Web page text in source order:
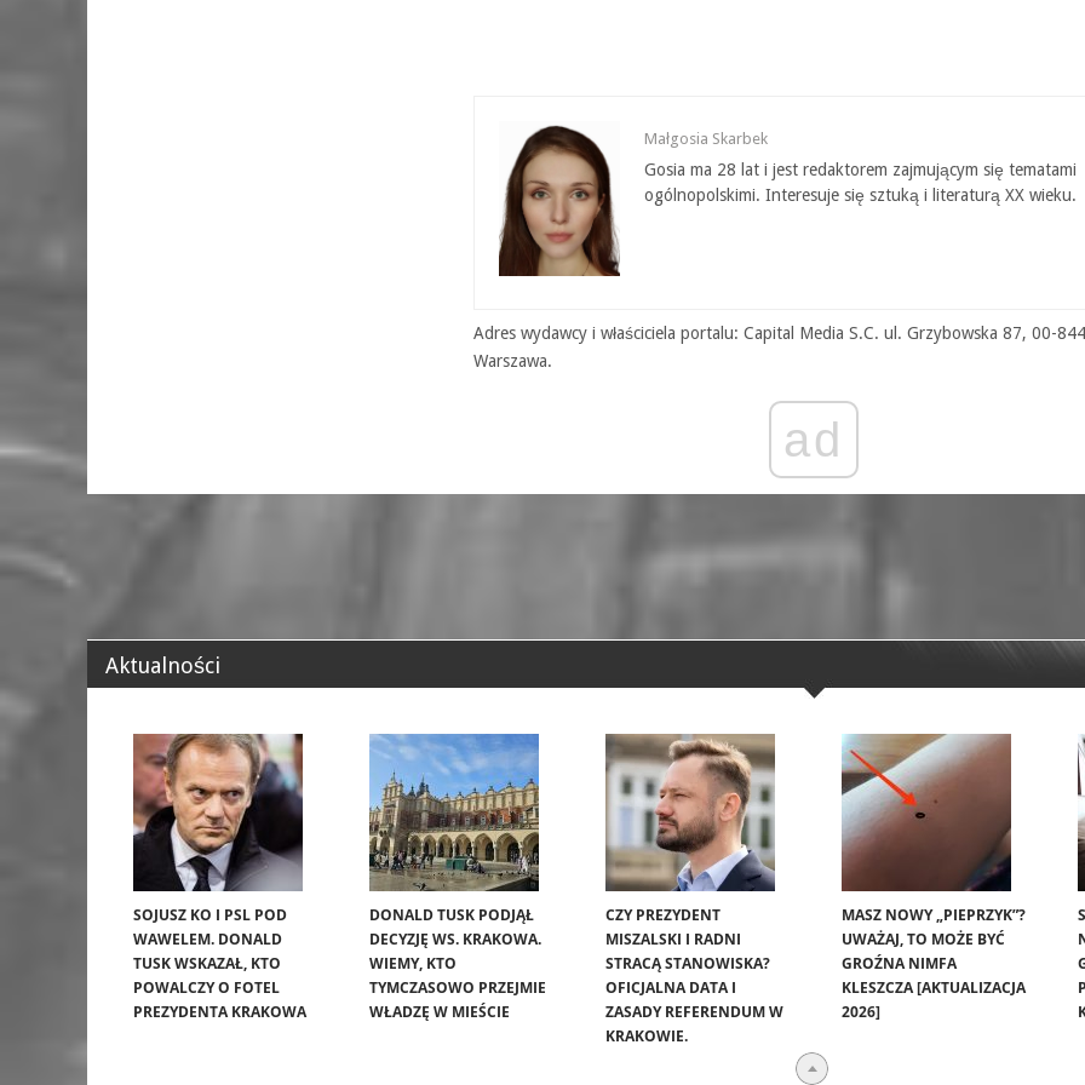
Małgosia Skarbek
Gosia ma 28 lat i jest redaktorem zajmującym się tematami
ogólnopolskimi. Interesuje się sztuką i literaturą XX wieku.
Adres wydawcy i właściciela portalu: Capital Media S.C. ul. Grzybowska 87, 00-844
Warszawa.
ad
Aktualności
SOJUSZ KO I PSL POD
WAWELEM. DONALD
TUSK WSKAZAŁ, KTO
POWALCZY O FOTEL
PREZYDENTA KRAKOWA
DONALD TUSK PODJĄŁ
DECYZJĘ WS. KRAKOWA.
WIEMY, KTO
TYMCZASOWO PRZEJMIE
WŁADZĘ W MIEŚCIE
CZY PREZYDENT
MISZALSKI I RADNI
STRACĄ STANOWISKA?
OFICJALNA DATA I
ZASADY REFERENDUM W
KRAKOWIE.
MASZ NOWY „PIEPRZYK”?
UWAŻAJ, TO MOŻE BYĆ
GROŹNA NIMFA
KLESZCZA [AKTUALIZACJA
2026]